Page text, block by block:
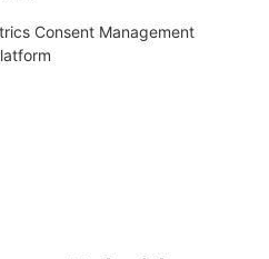
Consent Management